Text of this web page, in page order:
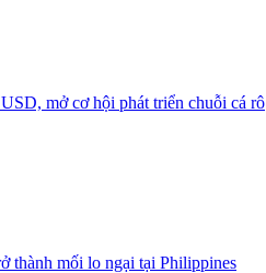
mở cơ hội phát triển chuỗi cá rô
thành mối lo ngại tại Philippines